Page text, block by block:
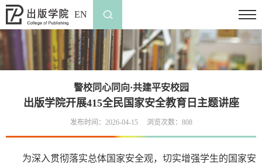
EN
警校同心同向·共建平安校园
出版学院开展415全民国家安全教育日主题讲座
发布时间：2026-04-15 浏览次数： 808
为深入贯彻落实总体国家安全观，切实增强学生的国家安